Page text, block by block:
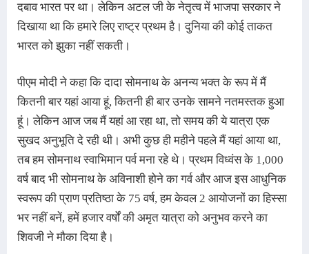
दबाव भारत पर था। लेकिन अटल जी के नेतृत्व में भाजपा सरकार ने
दिखाया था कि हमारे लिए राष्ट्र प्रथम है। दुनिया की कोई ताकत
भारत को झुका नहीं सकती ।
पीएम मोदी ने कहा कि दादा सोमनाथ के अनन्य भक्त के रूप में मैं
कितनी बार यहां आया हूं, कितनी ही बार उनके सामने नतमस्तक हुआ
हूं। लेकिन आज जब मैं यहां आ रहा था, तो समय की ये यात्रा एक
सुखद अनुभूति दे रही थी। अभी कुछ ही महीने पहले मैं यहां आया था,
तब हम सोमनाथ स्वाभिमान पर्व मना रहे थे। प्रथम विध्वंस के 1,000
वर्ष बाद भी सोमनाथ के अविनाशी होने का गर्व और आज इस आधुनिक
स्वरूप की प्राण प्रतिष्ठा के 75 वर्ष, हम केवल 2 आयोजनों का हिस्सा
भर नहीं बनें, हमें हजार वर्षों की अमृत यात्रा को अनुभव करने का
शिवजी ने मौका दिया है।